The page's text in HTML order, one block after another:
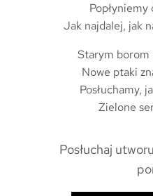
Popłyniemy
Jak najdalej, jak
Starym borom
Nowe ptaki
Posłuchamy,
Zielone
Posłuchaj